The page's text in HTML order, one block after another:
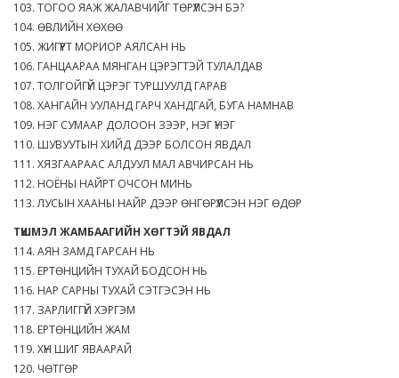
103. ТОГОО ЯАЖ ЖАЛАВЧИЙГ ТӨРҮҮЛСЭН БЭ?
104. ӨВЛИЙН ХӨХӨӨ
105. ЖИГҮҮРТ МОРИОР АЯЛСАН НЬ
106. ГАНЦААРАА МЯНГАН ЦЭРЭГТЭЙ ТУЛАЛДАВ
107. ТОЛГОЙГҮЙ ЦЭРЭГ ТУРШУУЛД ГАРАВ
108. ХАНГАЙН УУЛАНД ГАРЧ ХАНДГАЙ, БУГА НАМНАВ
109. НЭГ СУМААР ДОЛООН ЗЭЭР, НЭГ ҮНЭГ
110. ШУВУУТЫН ХИЙД ДЭЭР БОЛСОН ЯВДАЛ
111. ХЯЗГААРААС АЛДУУЛ МАЛ АВЧИРСАН НЬ
112. НОЁНЫ НАЙРТ ОЧСОН МИНЬ
113. ЛУСЫН ХААНЫ НАЙР ДЭЭР ӨНГӨРҮҮЛСЭН НЭГ ӨДӨР
ТҮШМЭЛ ЖАМБААГИЙН ХӨГТЭЙ ЯВДАЛ
114. АЯН ЗАМД ГАРСАН НЬ
115. ЕРТӨНЦИЙН ТУХАЙ БОДСОН НЬ
116. НАР САРНЫ ТУХАЙ СЭТГЭСЭН НЬ
117. ЗАРЛИГГҮЙ ХЭРГЭМ
118. ЕРТӨНЦИЙН ЖАМ
119. ХҮН ШИГ ЯВААРАЙ
120. ЧӨТГӨР